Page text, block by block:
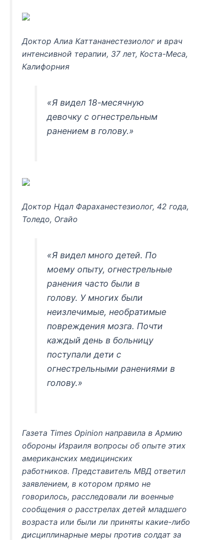
Доктор Алиа Каттананестезиолог и врач
интенсивной терапии, 37 лет, Коста-Меса,
Калифорния
«Я видел 18-месячную
девочку с огнестрельным
ранением в голову.»
Доктор Ндал Фараханестезиолог, 42 года,
Толедо, Огайо
«Я видел много детей. По
моему опыту, огнестрельные
ранения часто были в
голову. У многих были
неизлечимые, необратимые
повреждения мозга. Почти
каждый день в больницу
поступали дети с
огнестрельными ранениями в
голову.»
Газета Times Opinion направила в Армию
обороны Израиля вопросы об опыте этих
американских медицинских
работников. Представитель МВД ответил
заявлением, в котором прямо не
говорилось, расследовали ли военные
сообщения о расстрелах детей младшего
возраста или были ли приняты какие-либо
дисциплинарные меры против солдат за